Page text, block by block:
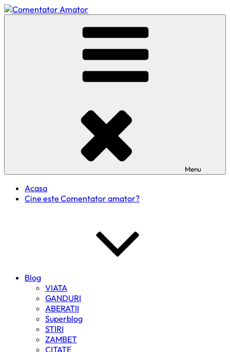
Skip
to
Menu
Acasa
Cine este Comentator amator?
Blog
VIATA
GANDURI
ABERATII
Superblog
STIRI
ZAMBET
CITATE